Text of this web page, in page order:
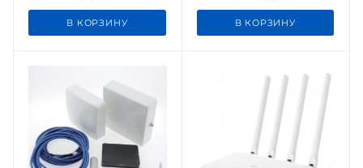
В КОРЗИНУ В КОРЗИНУ